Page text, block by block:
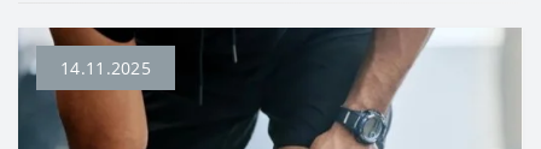
14.11.2025